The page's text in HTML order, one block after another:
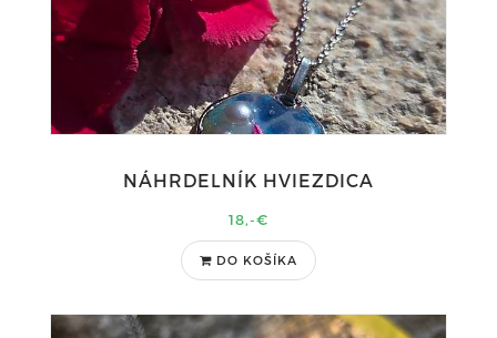
NÁHRDELNÍK HVIEZDICA
18,-€
DO KOŠÍKA